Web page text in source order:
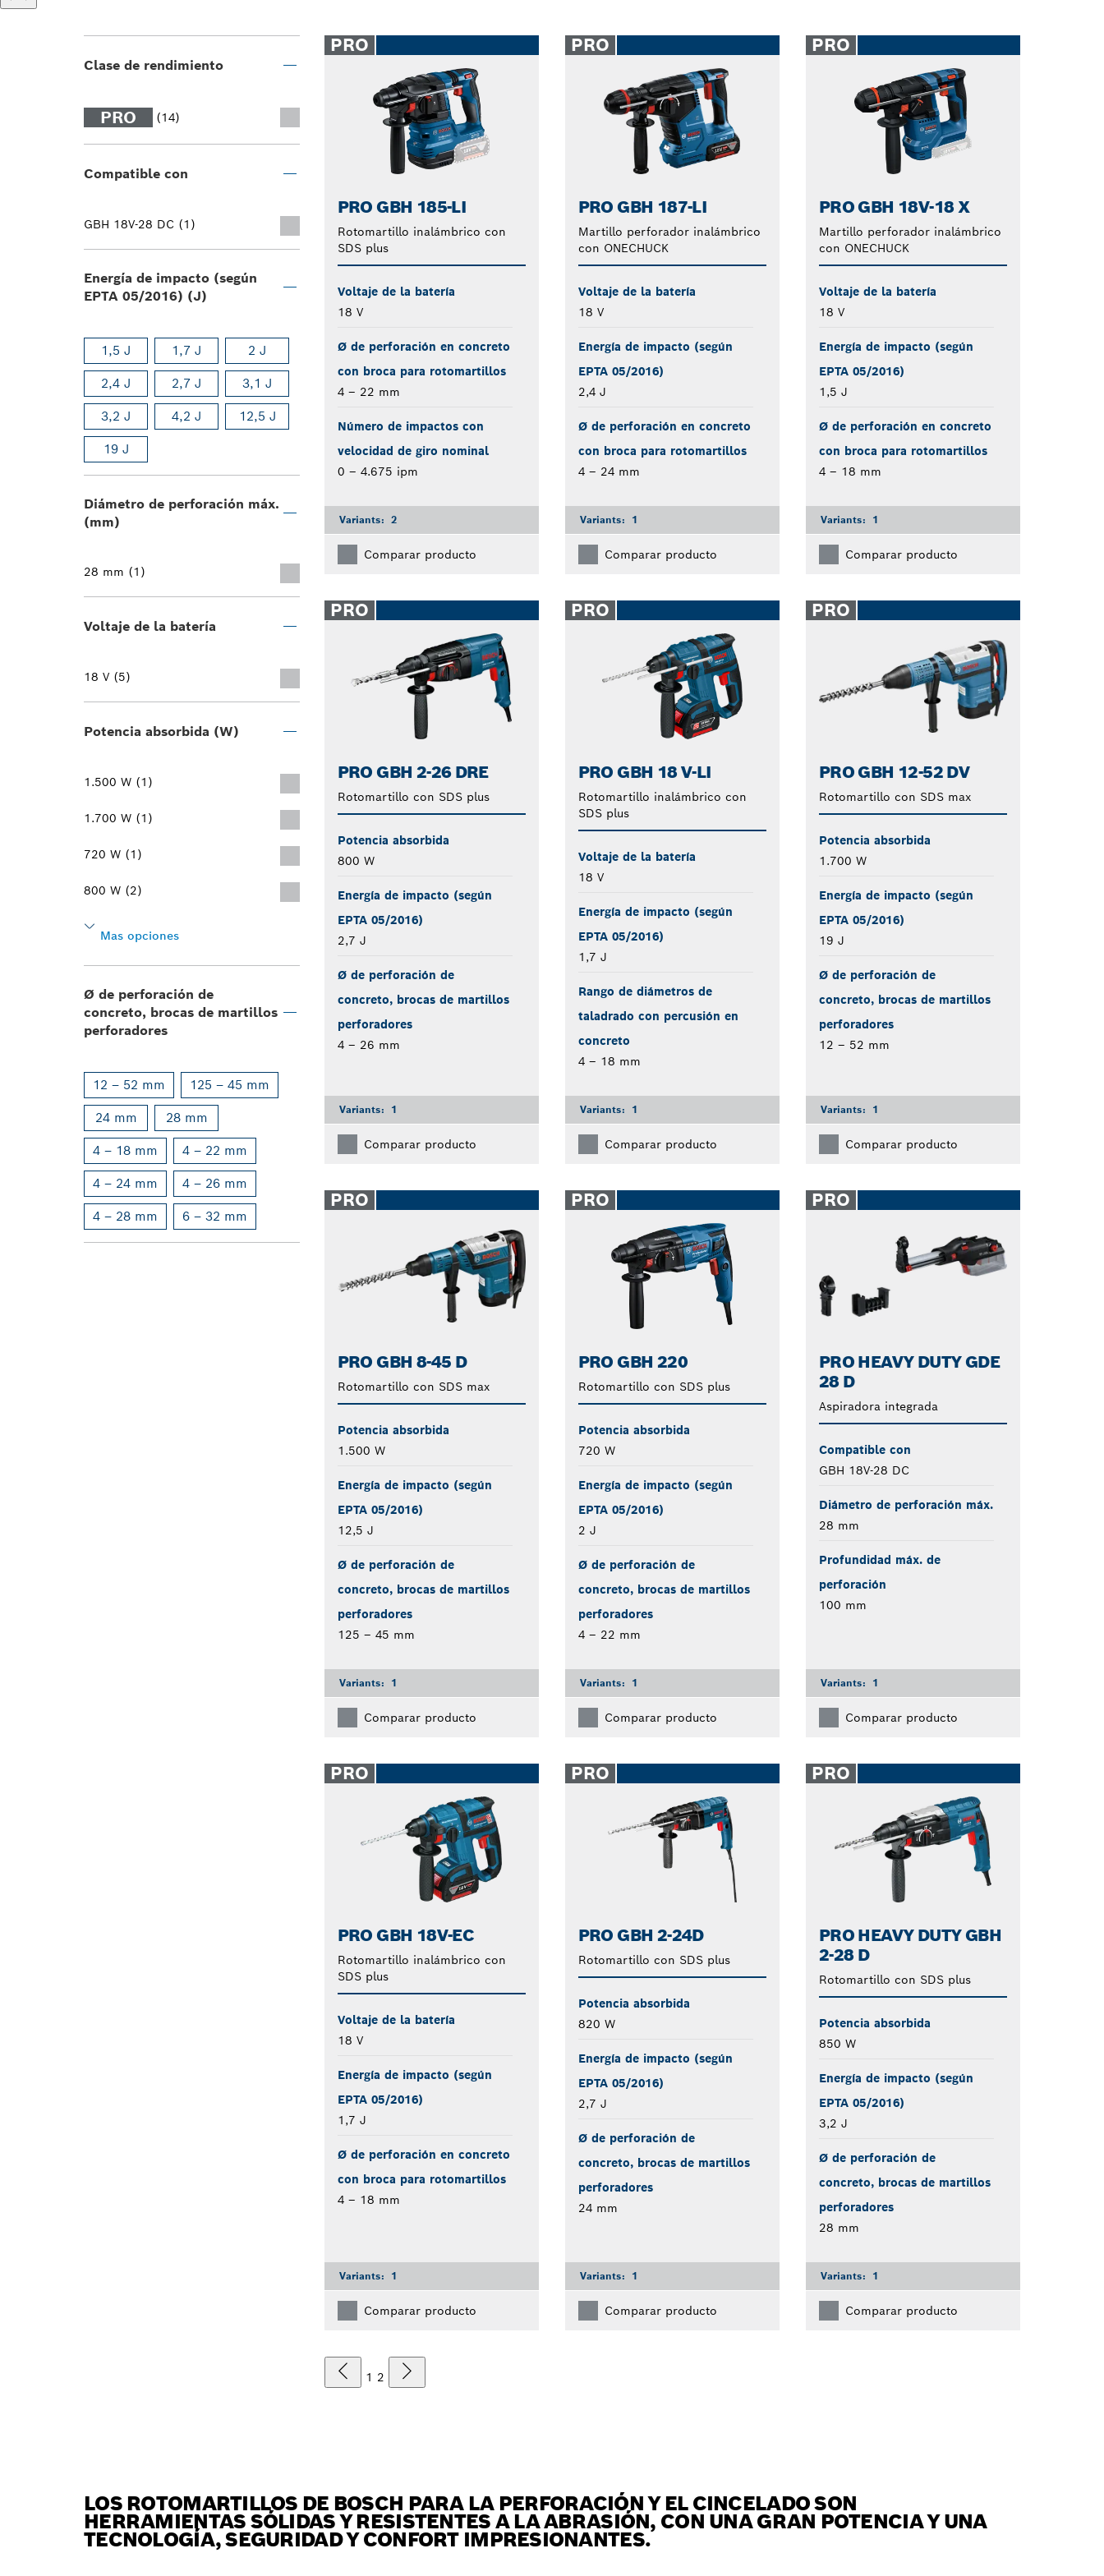
Clase de rendimiento
PRO (14)
Compatible con
GBH 18V-28 DC (1)
Energía de impacto (según
EPTA 05/2016) (J)
1,5 J 1,7 J 2 J
2,4 J 2,7 J 3,1 J
3,2 J 4,2 J 12,5 J
19 J
Diámetro de perforación máx.
(mm)
28 mm (1)
Voltaje de la batería
18 V (5)
Potencia absorbida (W)
1.500 W (1)
1.700 W (1)
720 W (1)
800 W (2)
Mas opciones
Ø de perforación de
concreto, brocas de martillos
perforadores
12 – 52 mm 125 – 45 mm
24 mm 28 mm
4 – 18 mm 4 – 22 mm
4 – 24 mm 4 – 26 mm
4 – 28 mm 6 – 32 mm
PRO
PRO GBH 185-LI
Rotomartillo inalámbrico con
SDS plus
Voltaje de la batería
18 V
Ø de perforación en concreto
con broca para rotomartillos
4 – 22 mm
Número de impactos con
velocidad de giro nominal
0 – 4.675 ipm
Variants: 2
Comparar producto
PRO
PRO GBH 187-LI
Martillo perforador inalámbrico
con ONECHUCK
Voltaje de la batería
18 V
Energía de impacto (según
EPTA 05/2016)
2,4 J
Ø de perforación en concreto
con broca para rotomartillos
4 – 24 mm
Variants: 1
Comparar producto
PRO
PRO GBH 18V-18 X
Martillo perforador inalámbrico
con ONECHUCK
Voltaje de la batería
18 V
Energía de impacto (según
EPTA 05/2016)
1,5 J
Ø de perforación en concreto
con broca para rotomartillos
4 – 18 mm
Variants: 1
Comparar producto
PRO
PRO GBH 2-26 DRE
Rotomartillo con SDS plus
Potencia absorbida
800 W
Energía de impacto (según
EPTA 05/2016)
2,7 J
Ø de perforación de
concreto, brocas de martillos
perforadores
4 – 26 mm
Variants: 1
Comparar producto
PRO
PRO GBH 18 V-LI
Rotomartillo inalámbrico con
SDS plus
Voltaje de la batería
18 V
Energía de impacto (según
EPTA 05/2016)
1,7 J
Rango de diámetros de
taladrado con percusión en
concreto
4 – 18 mm
Variants: 1
Comparar producto
PRO
PRO GBH 12-52 DV
Rotomartillo con SDS max
Potencia absorbida
1.700 W
Energía de impacto (según
EPTA 05/2016)
19 J
Ø de perforación de
concreto, brocas de martillos
perforadores
12 – 52 mm
Variants: 1
Comparar producto
PRO
PRO GBH 8-45 D
Rotomartillo con SDS max
Potencia absorbida
1.500 W
Energía de impacto (según
EPTA 05/2016)
12,5 J
Ø de perforación de
concreto, brocas de martillos
perforadores
125 – 45 mm
Variants: 1
Comparar producto
PRO
PRO GBH 220
Rotomartillo con SDS plus
Potencia absorbida
720 W
Energía de impacto (según
EPTA 05/2016)
2 J
Ø de perforación de
concreto, brocas de martillos
perforadores
4 – 22 mm
Variants: 1
Comparar producto
PRO
PRO HEAVY DUTY GDE
28 D
Aspiradora integrada
Compatible con
GBH 18V-28 DC
Diámetro de perforación máx.
28 mm
Profundidad máx. de
perforación
100 mm
Variants: 1
Comparar producto
PRO
PRO GBH 18V-EC
Rotomartillo inalámbrico con
SDS plus
Voltaje de la batería
18 V
Energía de impacto (según
EPTA 05/2016)
1,7 J
Ø de perforación en concreto
con broca para rotomartillos
4 – 18 mm
Variants: 1
Comparar producto
PRO
PRO GBH 2-24D
Rotomartillo con SDS plus
Potencia absorbida
820 W
Energía de impacto (según
EPTA 05/2016)
2,7 J
Ø de perforación de
concreto, brocas de martillos
perforadores
24 mm
Variants: 1
Comparar producto
PRO
PRO HEAVY DUTY GBH
2-28 D
Rotomartillo con SDS plus
Potencia absorbida
850 W
Energía de impacto (según
EPTA 05/2016)
3,2 J
Ø de perforación de
concreto, brocas de martillos
perforadores
28 mm
Variants: 1
Comparar producto
1 2
LOS ROTOMARTILLOS DE BOSCH PARA LA PERFORACIÓN Y EL CINCELADO SON
HERRAMIENTAS SÓLIDAS Y RESISTENTES A LA ABRASIÓN, CON UNA GRAN POTENCIA Y UNA
TECNOLOGÍA, SEGURIDAD Y CONFORT IMPRESIONANTES.